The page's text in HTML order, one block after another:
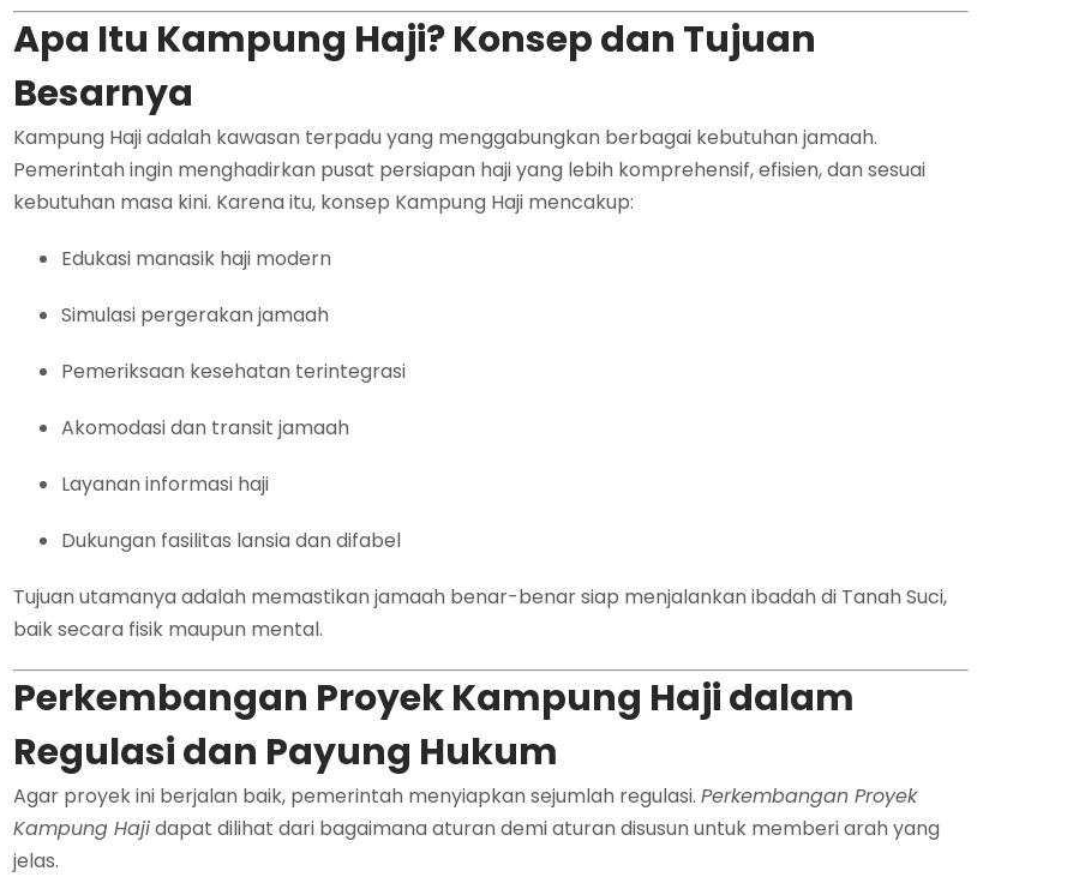
Apa Itu Kampung Haji? Konsep dan Tujuan
Besarnya
Kampung Haji adalah kawasan terpadu yang menggabungkan berbagai kebutuhan jamaah.
Pemerintah ingin menghadirkan pusat persiapan haji yang lebih komprehensif, efisien, dan sesuai
kebutuhan masa kini. Karena itu, konsep Kampung Haji mencakup:
Edukasi manasik haji modern
Simulasi pergerakan jamaah
Pemeriksaan kesehatan terintegrasi
Akomodasi dan transit jamaah
Layanan informasi haji
Dukungan fasilitas lansia dan difabel
Tujuan utamanya adalah memastikan jamaah benar-benar siap menjalankan ibadah di Tanah Suci,
baik secara fisik maupun mental.
Perkembangan Proyek Kampung Haji dalam
Regulasi dan Payung Hukum
Agar proyek ini berjalan baik, pemerintah menyiapkan sejumlah regulasi.Perkembangan Proyek
Kampung Hajidapat dilihat dari bagaimana aturan demi aturan disusun untuk memberi arah yang
jelas.